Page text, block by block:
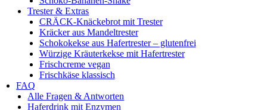
Trester & Extras
CRÄCK-Knäckebrot mit Trester
Kräcker aus Mandeltrester
Schokokekse aus Hafertrester – glutenfrei
Würzige Kräuterkekse mit Hafertrester
Frischcreme vegan
Frischkäse klassisch
FAQ
Alle Fragen & Antworten
Haferdrink mit Enzymen